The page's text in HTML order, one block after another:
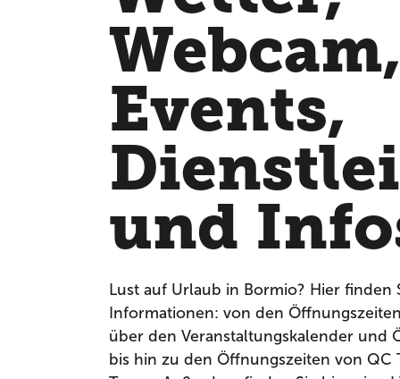
Webcam,
Events,
und
Lust auf Urlaub in Bormio? Hier finden
Informationen: von den
über den Veranstaltungskalender und
bis hin zu den Öffnungszeiten von QC